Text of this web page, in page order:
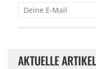
AKTUELLE ARTIKEL